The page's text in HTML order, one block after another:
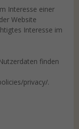
Interesse einer
Website
Interesse im
finden
privacy/.